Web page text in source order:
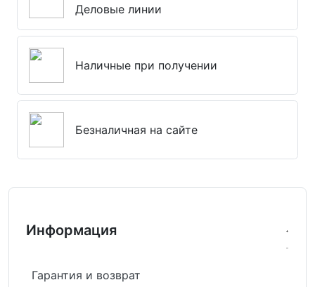
Деловые линии
Наличные при получении
Безналичная на сайте
Информация
Гарантия и возврат